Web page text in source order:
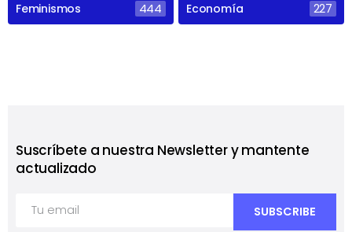
Feminismos 444 Economía 227
Suscríbete a nuestra Newsletter y mantente
actualizado